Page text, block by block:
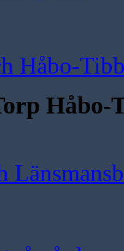
Håbo-
Håbo-